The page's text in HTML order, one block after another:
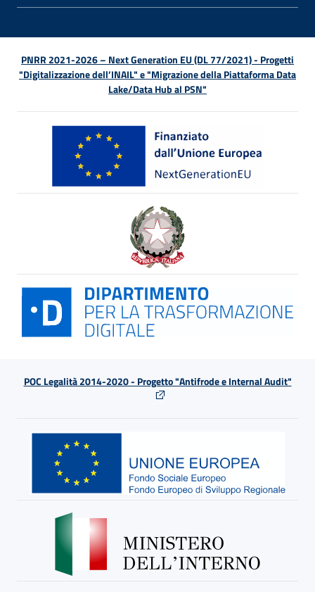
PNRR 2021-2026 – Next Generation EU (DL 77/2021) - Progetti
"Digitalizzazione dell’INAIL" e "Migrazione della Piattaforma Data
Lake/Data Hub al PSN"
POC Legalità 2014-2020 - Progetto "Antifrode e Internal Audit"